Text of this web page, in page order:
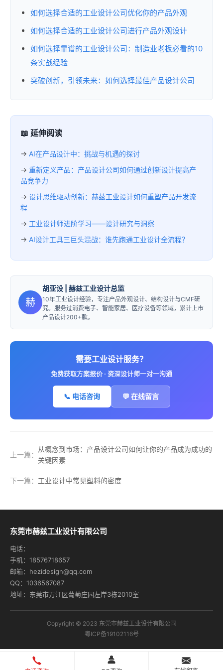
如何选择合适的工业设计公司优化你的产品外观
如何选择合适的工业设计公司进行产品外观设计
如何选择靠谱的工业设计公司：制造业老板必看的10
条实战经验
突破创新，引领未来：如何选择最佳产品设计公司
📖 延伸阅读
→ AI在产品设计中：挑战与机遇的探讨
→ 重新定义产品：产品设计公司如何通过创新设计提高产
品竞争力
→ 设计思维驱动创新：赫兹工业设计如何重塑产品开发流
程
→ 工业设计师进阶学习——设计研究与洞察
→ AI设计工具三巨头混战：谁先跑通工业设计全流程？
赫
胡亚设 | 赫兹工业设计总监
10年工业设计经验，专注产品外观设计、结构设计与CMF研
究。服务过消费电子、智能家居、医疗设备等领域，累计上市
产品设计200+款。
需要工业设计服务？
免费获取方案报价 · 资深设计师一对一沟通
📞 电话咨询 💬 在线留言
上一篇：
从概念到市场：产品设计公司如何让你的产品成为成功的
关键因素
下一篇： 工业设计中常见塑料的密度
东莞市赫兹工业设计有限公司
电话：
手机：18576718657
邮箱：hezidesign@qq.com
QQ：1036567087
地址：东莞市万江区葡萄庄园左岸3栋2010室
Copyright © 2023 东莞市赫兹工业设计有限公司
粤ICP备19102116号